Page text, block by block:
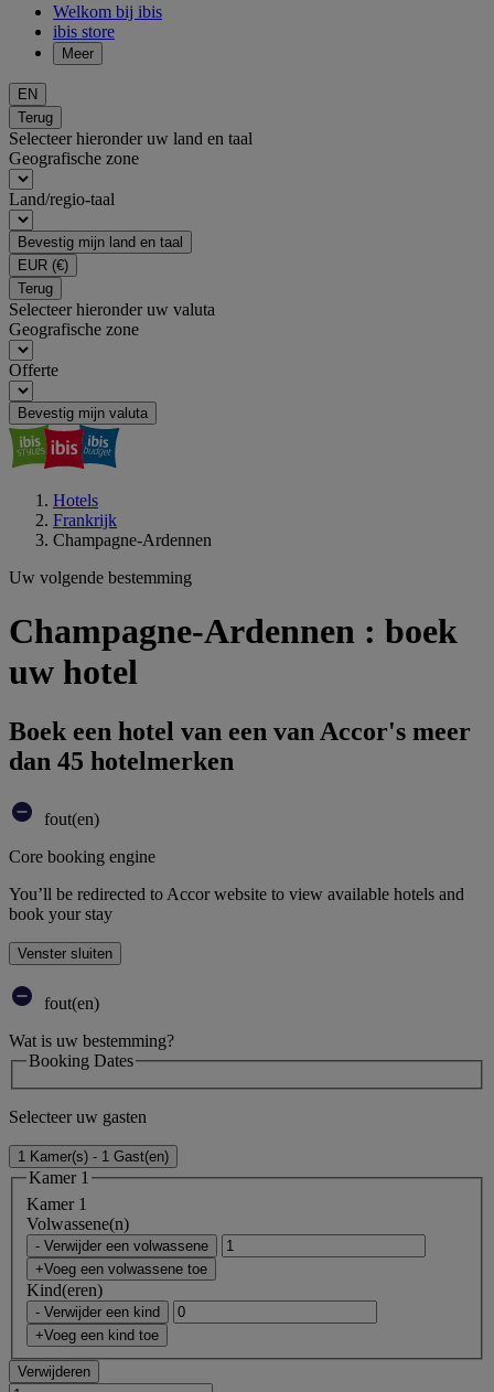
Welkom bij ibis
ibis store
Meer
EN
Terug
Selecteer hieronder uw land en taal
Geografische zone
Land/regio-taal
Bevestig mijn land en taal
EUR (€)
Terug
Selecteer hieronder uw valuta
Geografische zone
Offerte
Bevestig mijn valuta
Hotels
Frankrijk
Champagne-Ardennen
Uw volgende bestemming
Champagne-Ardennen : boek
uw hotel
Boek een hotel van een van Accor's meer
dan 45 hotelmerken
fout(en)
Core booking engine
You’ll be redirected to Accor website to view available hotels and
book your stay
Venster sluiten
fout(en)
Wat is uw bestemming?
Booking Dates
Selecteer uw gasten
1 Kamer(s) - 1 Gast(en)
Kamer 1
Kamer 1
Volwassene(n)
- Verwijder een volwassene
+Voeg een volwassene toe
Kind(eren)
- Verwijder een kind
+Voeg een kind toe
Verwijderen